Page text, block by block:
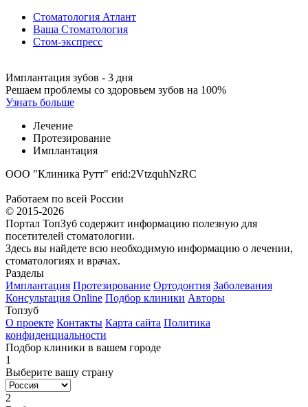
Стоматология Атлант
Ваша Стоматология
Стом-экспресс
Имплантация зубов - 3 дня
Решаем проблемы со здоровьем зубов на 100%
Узнать больше
Лечение
Протезирование
Имплантация
ООО "Клиника Рутт" erid:2VtzquhNzRC
Работаем по всей России
© 2015-2026
Портал ТопЗуб содержит информацию полезную для
посетителей стоматологии.
Здесь вы найдете всю необходимую информацию о лечении,
стоматологиях и врачах.
Разделы
Имплантация Протезирование Ортодонтия Заболевания
Консультация Online Подбор клиники Авторы
Топзуб
О проекте Контакты Карта сайта Политика
конфиденциальности
Подбор клиники в вашем городе
1
Выберите вашу страну
2